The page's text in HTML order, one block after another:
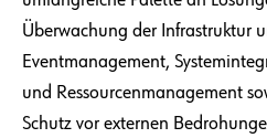
Überwachung der Infrastruktur
Eventmanagement,
und Ressourcenmanagement
Schutz vor externen